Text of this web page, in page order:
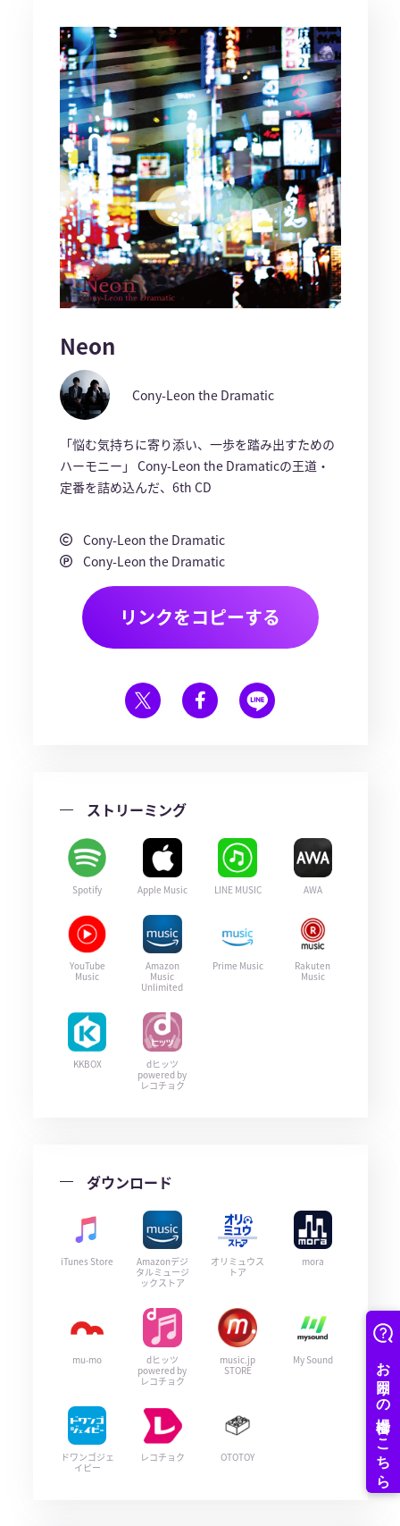
Neon
Cony-Leon the Dramatic
「悩む気持ちに寄り添い、一歩を踏み出すための
ハーモニー」 Cony-Leon the Dramaticの王道・
定番を詰め込んだ、6th CD
Cony-Leon the Dramatic
Cony-Leon the Dramatic
リンクをコピーする
ストリーミング
Spotify Apple Music LINE MUSIC AWA
YouTube
Music
Amazon
Music
Unlimited
Prime Music
Rakuten
Music
KKBOX
dヒッツ
powered by
レコチョク
ダウンロード
iTunes Store
Amazonデジ
タルミュージ
ックストア
オリミュウス
トア
mora
mu-mo
dヒッツ
powered by
レコチョク
music.jp
STORE
My Sound
ドワンゴジェ
イピー
レコチョク OTOTOY